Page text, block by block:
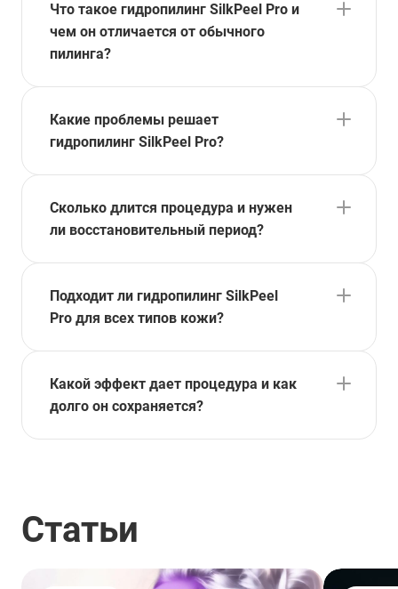
Что такое гидропилинг SilkPeel Pro и
чем он отличается от обычного
пилинга?
Какие проблемы решает
гидропилинг SilkPeel Pro?
Сколько длится процедура и нужен
ли восстановительный период?
Подходит ли гидропилинг SilkPeel
Pro для всех типов кожи?
Какой эффект дает процедура и как
долго он сохраняется?
Статьи